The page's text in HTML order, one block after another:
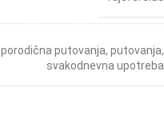
porodična putovanja, putovanja,
svakodnevna upotreba